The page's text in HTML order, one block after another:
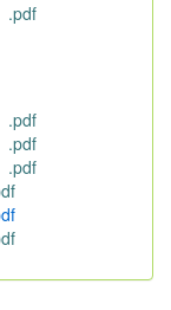
.pdf
.pdf
.pdf
.pdf